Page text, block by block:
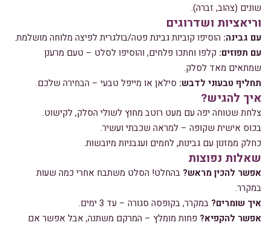
שונים (צהוב, זברה).
וריאציות ושדרוגים
עם גבינה: הוסיפו קוביות גבינת פטה/בולגרית לפיצה מלוחה מושלמת.
עם תפוזים: קלפו וחתכו פלחים, והוסיפו לסלט – טעם מרענן
שמתאים מאד לסלק.
תחליף טבעוני לדבש: סילאן או מייפל טבעי – הבחירה שלכם.
איך להגיש?
צלחת שטוחה יפה עם מעט רוטב מחוץ לשולי הסלק, לקישוט.
בכוס אישית שקופה – למראה שכבתי ועשיר.
כחלק ממזנון עם גבינות, לחמים ועגבניות מיובשות.
שאלות נפוצות
אפשר להכין מראש? בהחלט! הסלט משתבח אחרי כמה שעות
במקרר.
איך שומרים? במקרר, בקופסה סגורה – עד 3 ימים.
אפשר להקפיא? פחות מומלץ – המרקם משתנה, אבל אפשר אם